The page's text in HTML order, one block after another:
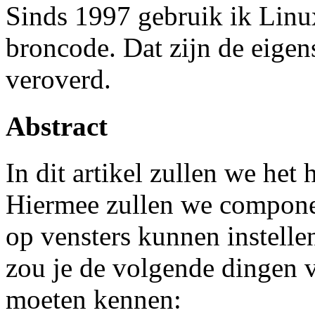
Sinds 1997 gebruik ik
broncode. Dat zijn de
veroverd.
Abstract
In dit artikel zullen we het
Hiermee zullen we
op vensters kunnen
zou je de volgende dingen
moeten kennen: